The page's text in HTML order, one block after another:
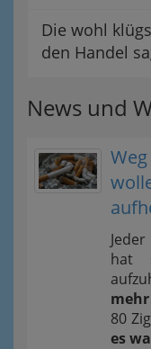
Die wohl
den Handel
News und
hat
80
es